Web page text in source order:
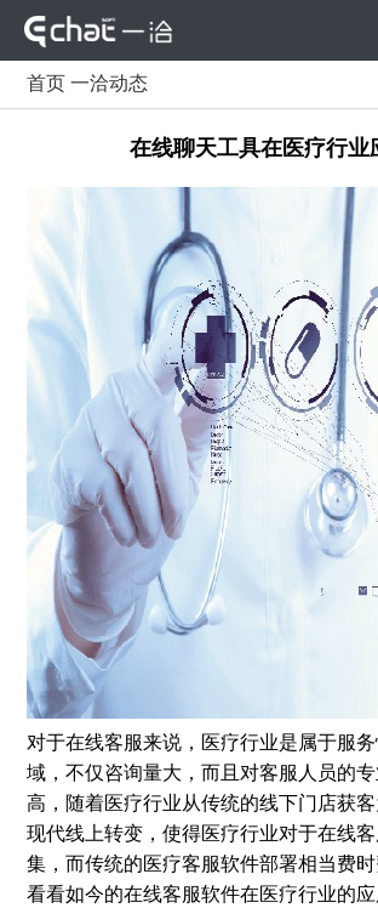
首页 一洽动态
在线聊天工具在医疗行业
对于在线客服来说，医疗行业是属于服
域，不仅咨询量大，而且对客服人员的
高，随着医疗行业从传统的线下门店获
现代线上转变，使得医疗行业对于在线
集，而传统的医疗客服软件部署相当费
看看如今的在线客服软件在医疗行业的